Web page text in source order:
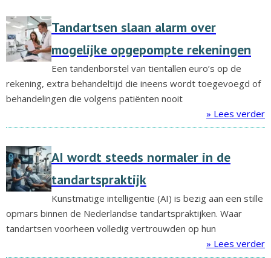
Tandartsen slaan alarm over
mogelijke opgepompte rekeningen
Een tandenborstel van tientallen euro’s op de
rekening, extra behandeltijd die ineens wordt toegevoegd of
behandelingen die volgens patiënten nooit
» Lees verder
AI wordt steeds normaler in de
tandartspraktijk
Kunstmatige intelligentie (AI) is bezig aan een stille
opmars binnen de Nederlandse tandartspraktijken. Waar
tandartsen voorheen volledig vertrouwden op hun
» Lees verder